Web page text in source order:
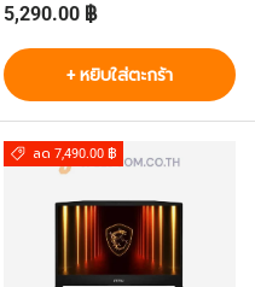
ราคาปกติ
5,290.00 ฿
+ หยิบใส่ตะกร้า
ลด 7,490.00 ฿